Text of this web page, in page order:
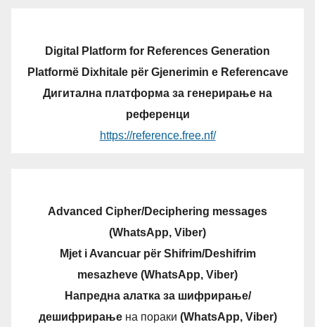
Digital Platform for References Generation
Platformë Dixhitale për Gjenerimin e Referencave
Дигитална платформа за генерирање на
референци
https://reference.free.nf/
Advanced Cipher/Deciphering messages
(WhatsApp, Viber)
Mjet i Avancuar për Shifrim/Deshifrim
mesazheve (WhatsApp, Viber)
Напредна алатка за шифрирање/
дешифрирањена пораки (WhatsApp, Viber)